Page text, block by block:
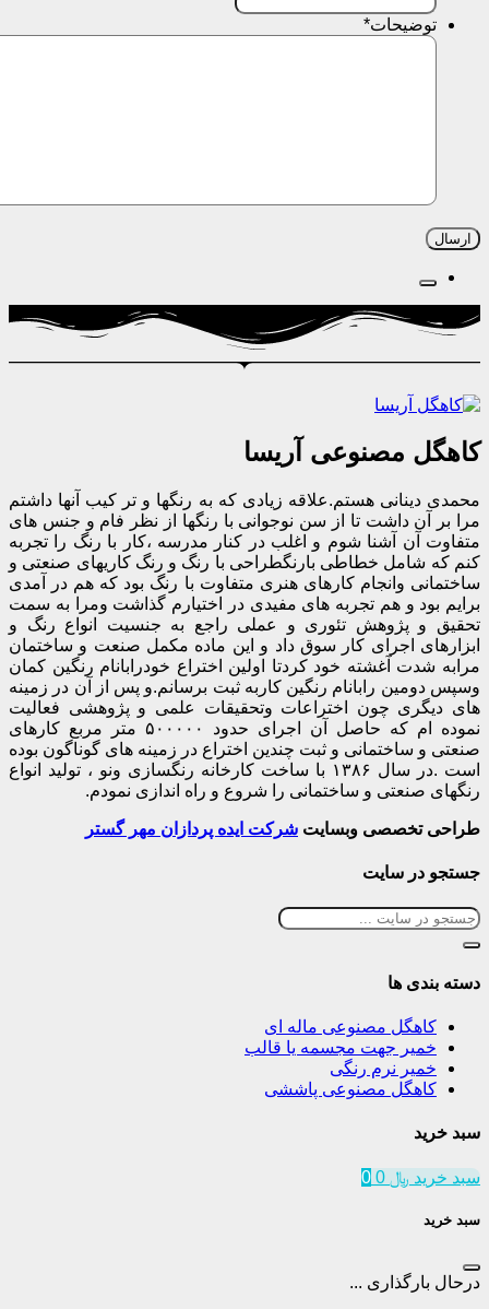
توضیحات*
مصنوعی آریسا
دینانی هستم.علاقه زیادی که به رنگها و تر کیب آنها داشتم
بر آن داشت تا از سن نوجوانی با رنگها از نظر فام و جنس های
آن آشنا شوم و اغلب در کنار مدرسه ،کار با رنگ را تجربه
که شامل خطاطی بارنگطراحی با رنگ و رنگ کاریهای صنعتی و
وانجام کارهای هنری متفاوت با رنگ بود که هم در آمدی
بود و هم تجربه های مفیدی در اختیارم گذاشت ومرا به سمت
و پژوهش تئوری و عملی راجع به جنسیت انواع رنگ و
اجرای کار سوق داد و این ماده مکمل صنعت و ساختمان
شدت آغشته خود کردتا اولین اختراع خودرابانام رنگین کمان
دومین رابانام رنگین کاربه ثبت برسانم.و پس از آن در زمینه
دیگری چون اختراعات وتحقیقات علمی و پژوهشی فعالیت
نموده ام که حاصل آن اجرای حدود ۵۰۰۰۰۰ متر مربع کارهای
و ساختمانی و ثبت چندین اختراع در زمینه های گوناگون بوده
است .در سال ۱۳۸۶ با ساخت کارخانه رنگسازی ونو ، تولید انواع
صنعتی و ساختمانی را شروع و راه اندازی نمودم.
تخصصی وبسایتشرکت ایده پردازان مهر گستر
در سایت
بندی ها
کاهگل مصنوعی ماله ای
خمیر جهت مجسمه یا قالب
خمیر نرم رنگی
کاهگل مصنوعی پاششی
خرید
خرید ﷼0
0
خرید
بارگذاری ...